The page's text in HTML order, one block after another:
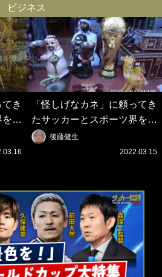
イケメンやな」
ビジネス
き
待
」の
「怪しげなカネ」に頼ってき
たサッカーとスポーツ界を待
つ未来(3)「ロシアン・マネ
ー」に続く中東の「オイルマ
後藤健生
2022.03.15